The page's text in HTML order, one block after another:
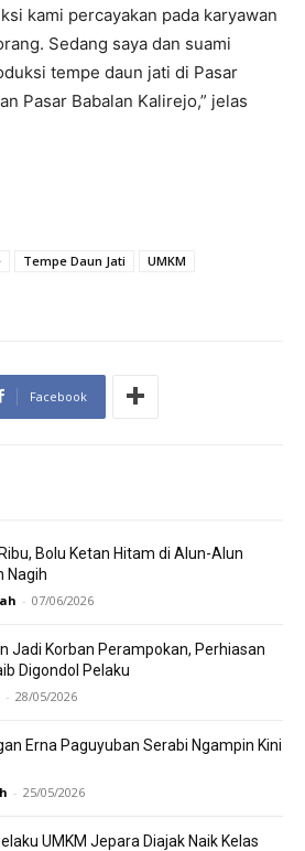
kami percayakan pada karyawan
Sedang saya dan suami
tempe daun jati di Pasar
Pasar Babalan Kalirejo,” jelas
Tempe Daun Jati
UMKM
Facebook
Bolu Ketan Hitam di Alun-Alun
Nagih
- 07/06/2026
Jadi Korban Perampokan, Perhiasan
Digondol Pelaku
- 28/05/2026
Erna Paguyuban Serabi Ngampin Kini
- 25/05/2026
UMKM Jepara Diajak Naik Kelas